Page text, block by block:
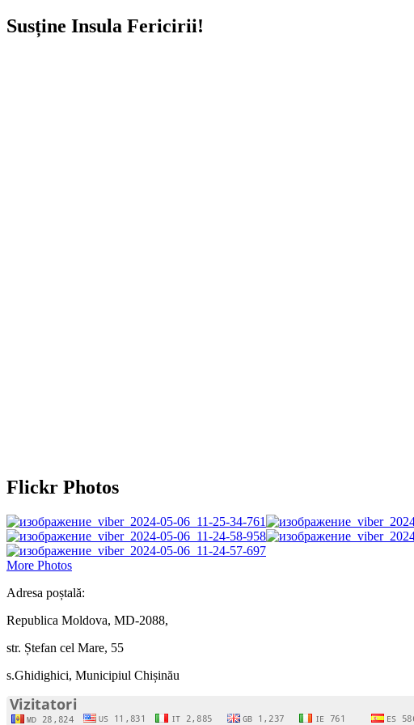
Susține Insula Fericirii!
Flickr Photos
More Photos
Adresa poștală:
Republica Moldova, MD-2088,
str. Ștefan cel Mare, 55
s.Ghidighici, Municipiul Chișinău